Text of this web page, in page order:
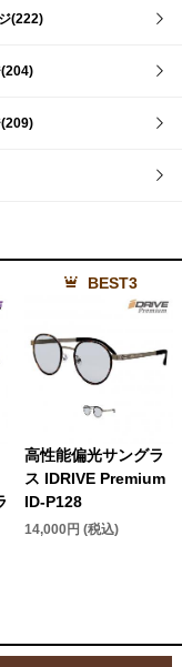
(222)
BEST3
高性能偏光サングラ
ス IDRIVE Premium
ID-P128
14,000円 (税込)